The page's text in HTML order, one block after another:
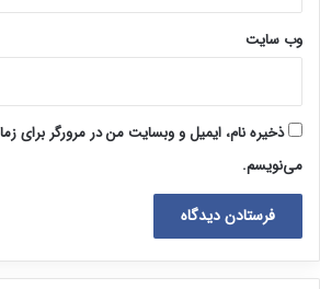
وب‌ سایت
ذخیره نام، ایمیل و وبسایت من در مرورگر برای
می‌نویسم.